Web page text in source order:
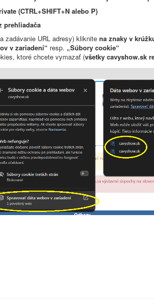
(CTRL+SHIFT+N alebo P)
prehliadača
zadávanie URL adresy) kliknite na znaky v
v zariadení“ resp. „Súbory cookie“
ktoré chcete vymazať (všetky cavyshow.sk